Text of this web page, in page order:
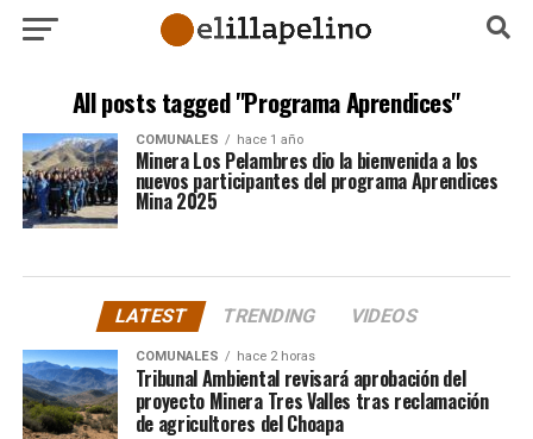
All posts tagged "Programa Aprendices"
COMUNALES hace 1 año
Minera Los Pelambres dio la bienvenida a los
nuevos participantes del programa Aprendices
Mina 2025
LATEST TRENDING VIDEOS
COMUNALES hace 2 horas
Tribunal Ambiental revisará aprobación del
proyecto Minera Tres Valles tras reclamación
de agricultores del Choapa